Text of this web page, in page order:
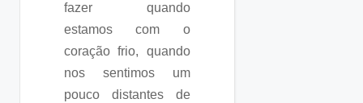
fazer quando
estamos com o
coração frio, quando
nos sentimos um
pouco distantes de